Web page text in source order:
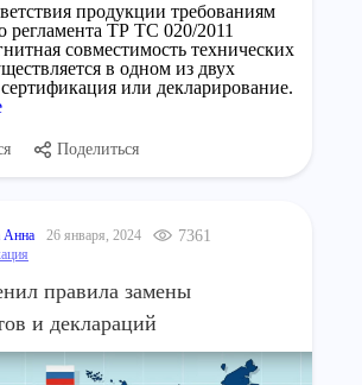
продукции требованиям
регламента ТР ТС 020/2011
совместимость технических
в одном из двух
или декларирование.
Поделиться
Анна 26 января, 2024 7361
правила замены
и деклараций